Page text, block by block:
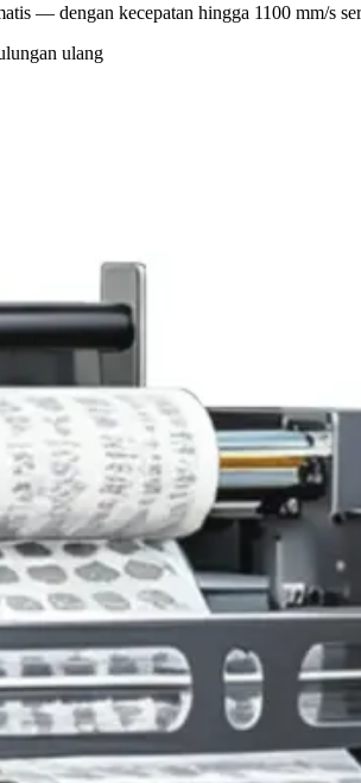
— dengan kecepatan hingga 1100 mm/s
ulang